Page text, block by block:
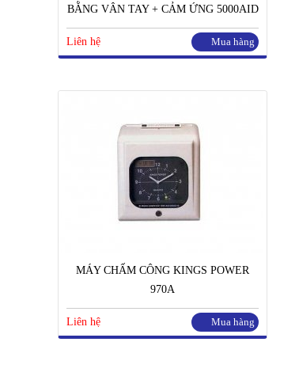
BẰNG VÂN TAY + CẢM ỨNG 5000AID
Liên hệ Mua hàng
MÁY CHẤM CÔNG KINGS POWER
970A
Liên hệ Mua hàng